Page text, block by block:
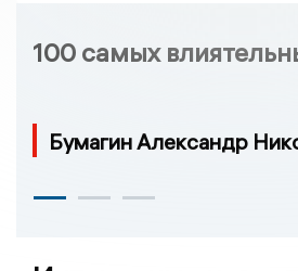
100 самых
Бумагин Александр